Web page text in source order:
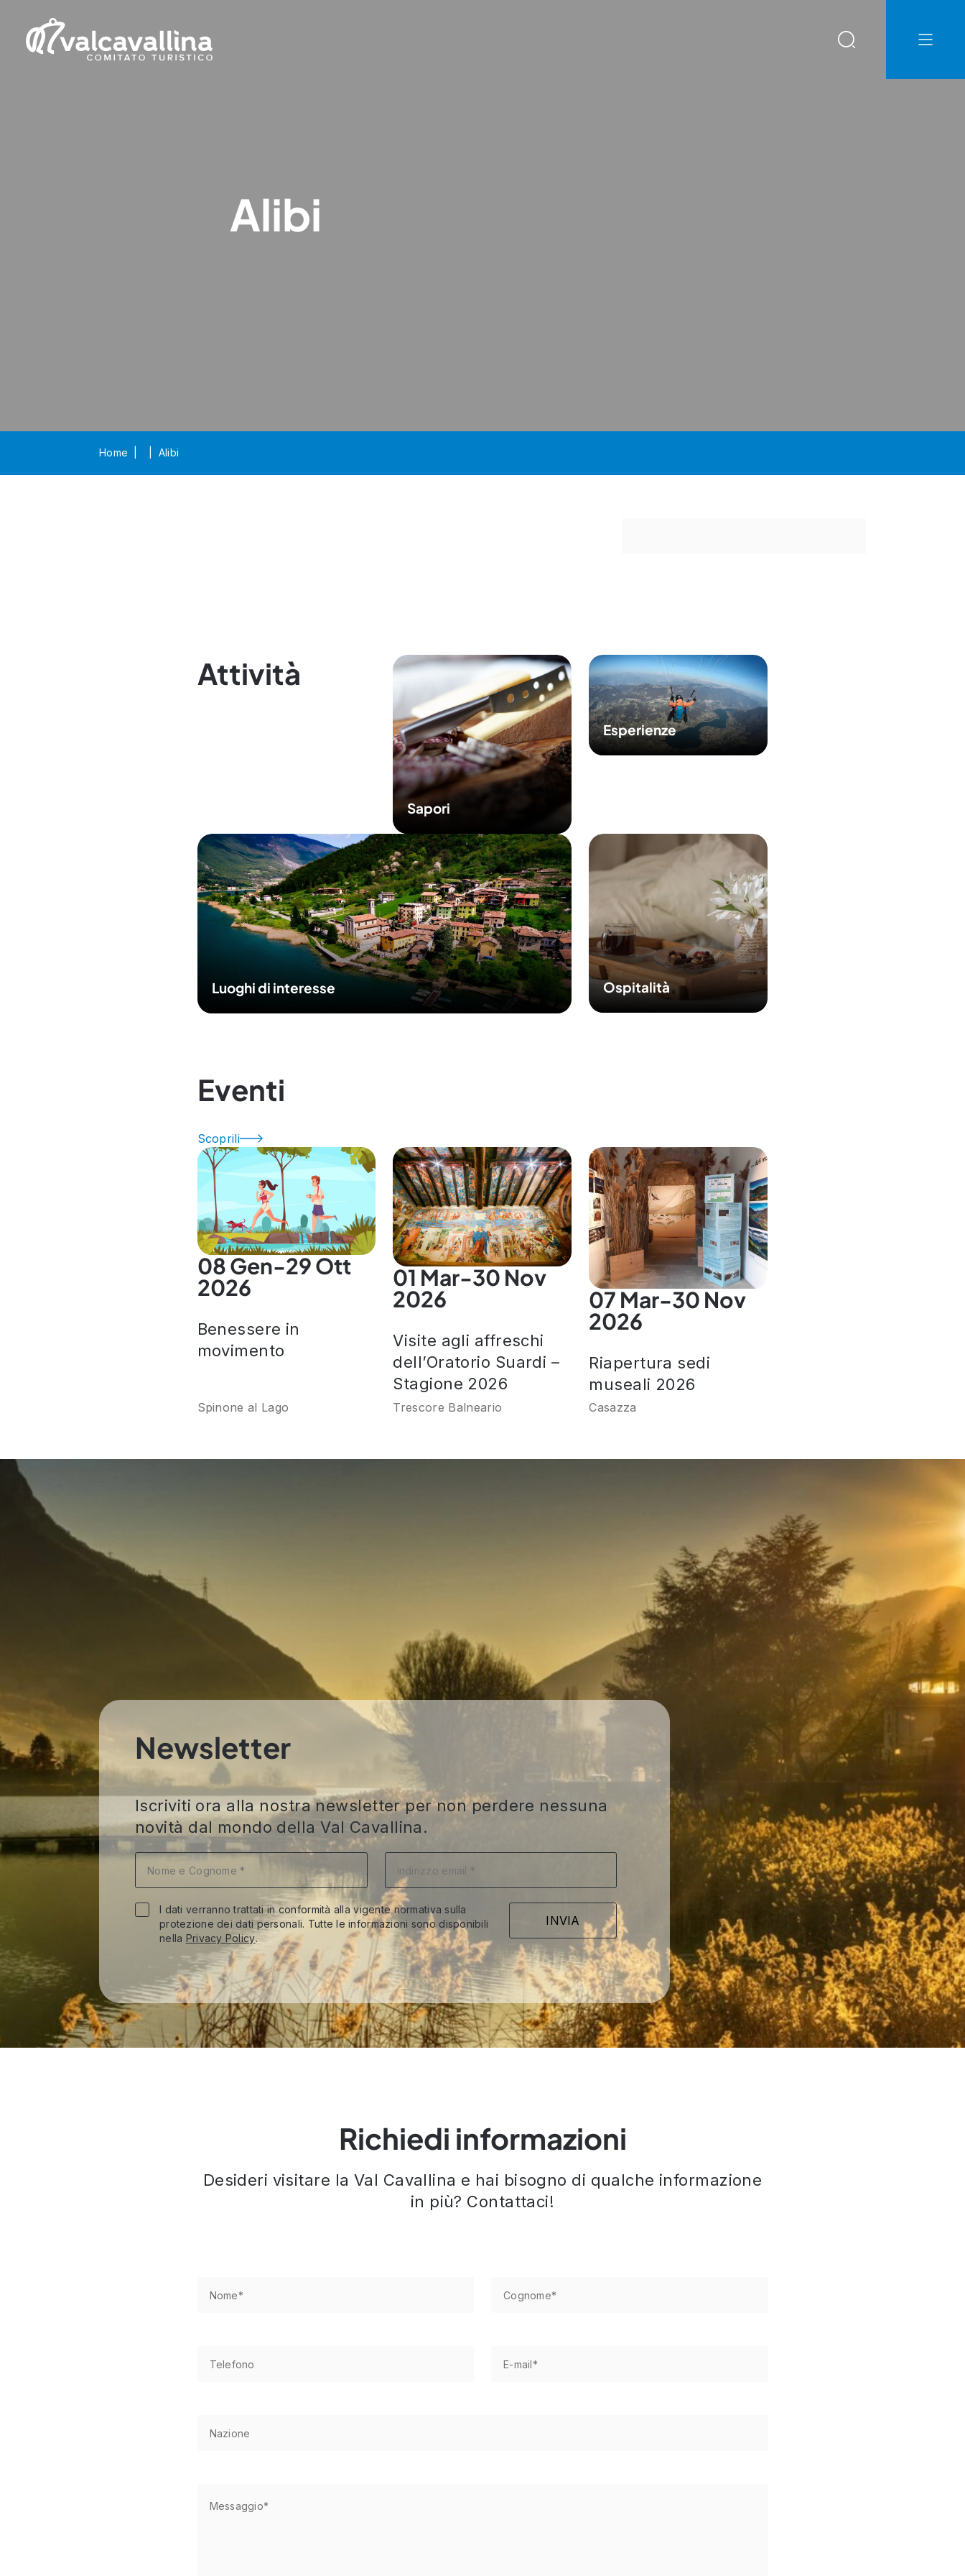
Alibi
Home Alibi
Attività
Sapori
Esperienze
Luoghi di interesse Ospitalità
Eventi
Scoprili
08 Gen-29 Ott
2026
Benessere in
movimento
Spinone al Lago
01 Mar-30 Nov
2026
Visite agli affreschi
dell’Oratorio Suardi –
Stagione 2026
Trescore Balneario
07 Mar-30 Nov
2026
Riapertura sedi
museali 2026
Casazza
Newsletter
Iscriviti ora alla nostra newsletter per non perdere nessuna
novità dal mondo della Val Cavallina.
I dati verranno trattati in conformità alla vigente normativa sulla
protezione dei dati personali. Tutte le informazioni sono disponibili
nella Privacy Policy.
Richiedi informazioni
Desideri visitare la Val Cavallina e hai bisogno di qualche informazione
in più? Contattaci!